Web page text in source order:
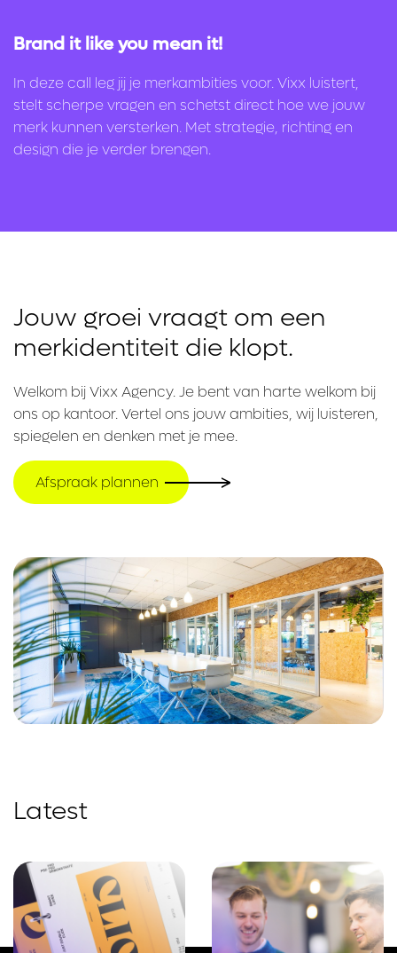
Brand it like you mean it!
In deze call leg jij je merkambities voor. Vixx luistert,
stelt scherpe vragen en schetst direct hoe we jouw
merk kunnen versterken. Met strategie, richting en
design die je verder brengen.
Jouw groei vraagt om een
merkidentiteit die klopt.
Welkom bij Vixx Agency. Je bent van harte welkom bij
ons op kantoor. Vertel ons jouw ambities, wij luisteren,
spiegelen en denken met je mee.
Afspraak plannen
Latest